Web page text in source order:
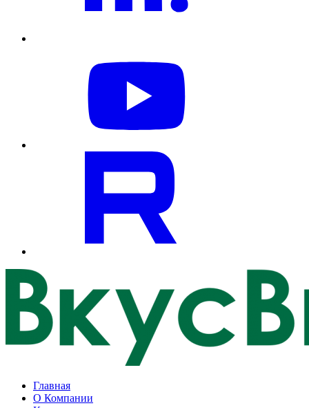
Главная
О Компании